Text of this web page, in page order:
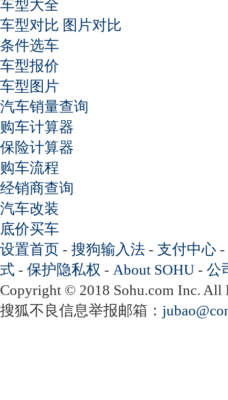
车型大全
车型对比 图片对比
条件选车
车型报价
车型图片
汽车销量查询
购车计算器
保险计算器
购车流程
经销商查询
汽车改装
底价买车
设置首页 - 搜狗输入法 - 支付中心 -
式 - 保护隐私权 - About SOHU - 公
Copyright © 2018 Sohu.com Inc.
搜狐不良信息举报邮箱：